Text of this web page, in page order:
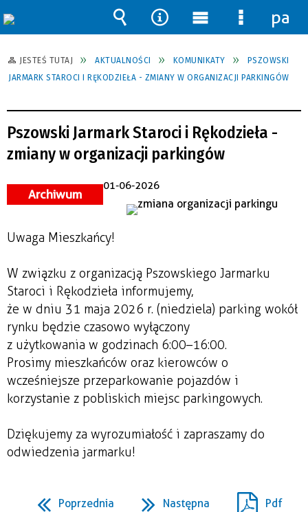
JESTEŚ TUTAJ AKTUALNOŚCI KOMUNIKATY
PSZOWSKI
JARMARK STAROCI I RĘKODZIEŁA - ZMIANY W ORGANIZACJI PARKINGÓW
Pszowski Jarmark Staroci i Rękodzieła -
zmiany w organizacji parkingów
Archiwum
01-06-2026
Uwaga Mieszkańcy!
W związku z organizacją Pszowskiego Jarmarku
Staroci i Rękodzieła informujemy,
że w dniu 31 maja 2026 r. (niedziela) parking wokół
rynku będzie czasowo wyłączony
z użytkowania w godzinach 6:00–16:00.
Prosimy mieszkańców oraz kierowców o
wcześniejsze przeparkowanie pojazdów i
korzystanie z pobliskich miejsc parkingowych.
Dziękujemy za wyrozumiałość i zapraszamy do
odwiedzenia jarmarku!
Poprzednia Następna Pdf
Wyszukiwarka
Narzędzia
Menu
główne
Menu